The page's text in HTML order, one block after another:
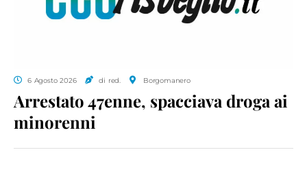
6 Agosto 2026 di red. Borgomanero
Arrestato 47enne, spacciava droga ai
minorenni